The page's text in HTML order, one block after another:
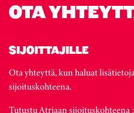
OTA
SIJOITTAJILLE
Ota yhteyttä, kun haluat
sijoituskohteena.
Tutustu Atriaan sijoituskohteena